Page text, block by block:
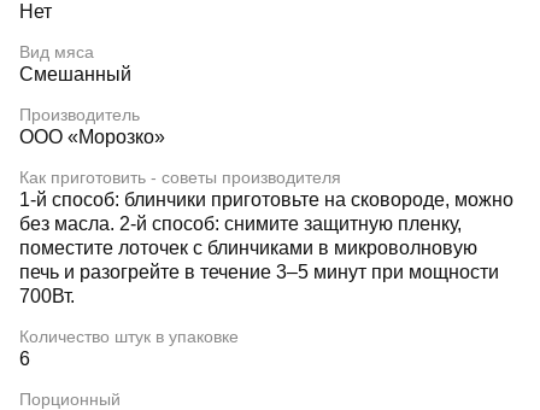
Нет
Вид мяса
Смешанный
Производитель
ООО «Морозко»
Как приготовить - советы производителя
1-й способ: блинчики приготовьте на сковороде, можно
без масла. 2-й способ: снимите защитную пленку,
поместите лоточек с блинчиками в микроволновую
печь и разогрейте в течение 3–5 минут при мощности
700Вт.
Количество штук в упаковке
6
Порционный